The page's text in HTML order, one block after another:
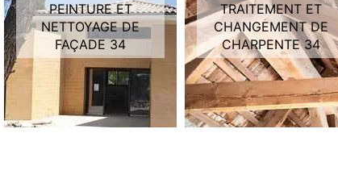
PEINTURE ET
NETTOYAGE DE
FAÇADE 34
TRAITEMENT ET
CHANGEMENT DE
CHARPENTE 34